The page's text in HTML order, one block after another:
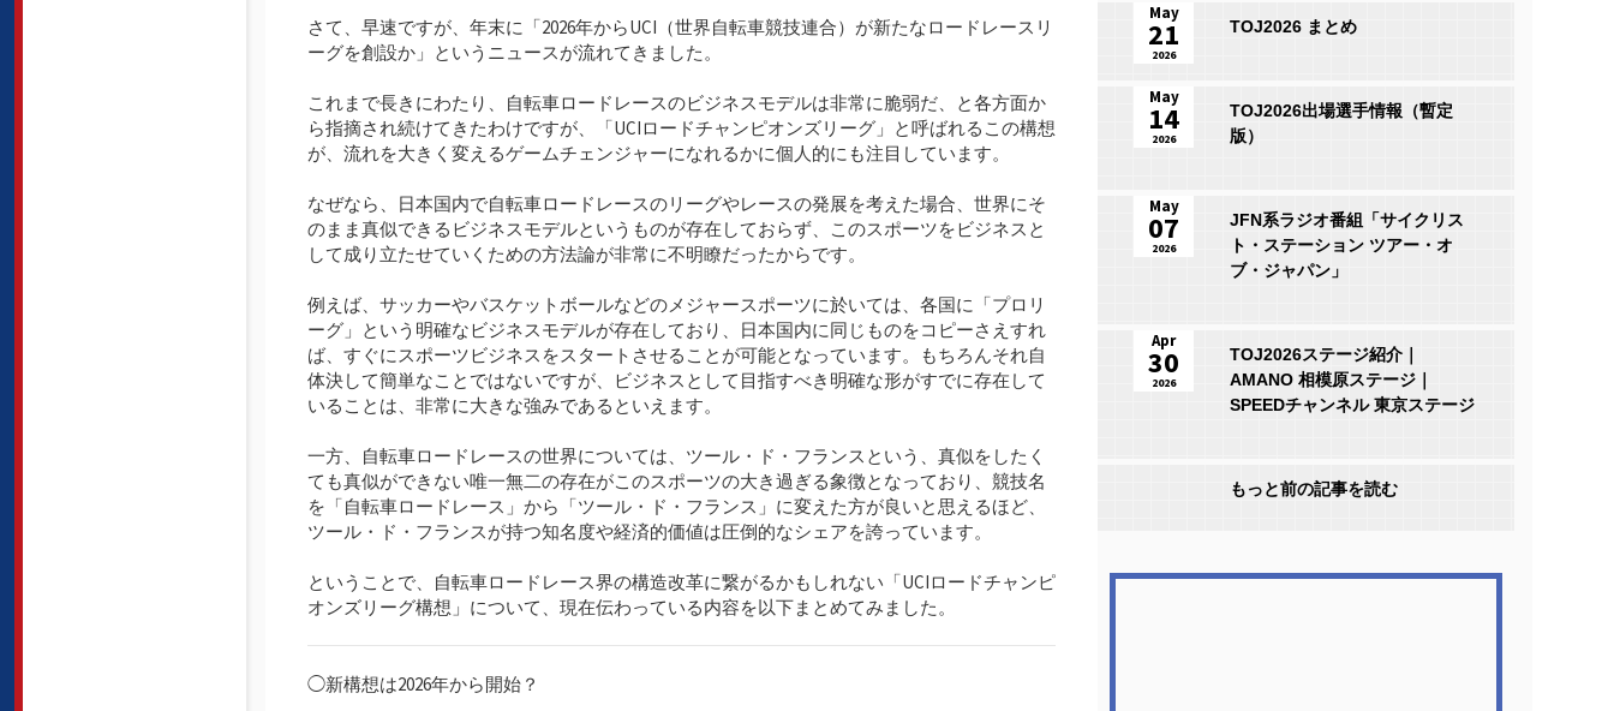
さて、早速ですが、年末に「2026年からUCI（世界自転車競技連合）が新たなロードレースリ
ーグを創設か」というニュースが流れてきました。
これまで長きにわたり、自転車ロードレースのビジネスモデルは非常に脆弱だ、と各方面か
ら指摘され続けてきたわけですが、「UCIロードチャンピオンズリーグ」と呼ばれるこの構想
が、流れを大きく変えるゲームチェンジャーになれるかに個人的にも注目しています。
なぜなら、日本国内で自転車ロードレースのリーグやレースの発展を考えた場合、世界にそ
のまま真似できるビジネスモデルというものが存在しておらず、このスポーツをビジネスと
して成り立たせていくための方法論が非常に不明瞭だったからです。
例えば、サッカーやバスケットボールなどのメジャースポーツに於いては、各国に「プロリ
ーグ」という明確なビジネスモデルが存在しており、日本国内に同じものをコピーさえすれ
ば、すぐにスポーツビジネスをスタートさせることが可能となっています。もちろんそれ自
体決して簡単なことではないですが、ビジネスとして目指すべき明確な形がすでに存在して
いることは、非常に大きな強みであるといえます。
一方、自転車ロードレースの世界については、ツール・ド・フランスという、真似をしたく
ても真似ができない唯一無二の存在がこのスポーツの大き過ぎる象徴となっており、競技名
を「自転車ロードレース」から「ツール・ド・フランス」に変えた方が良いと思えるほど、
ツール・ド・フランスが持つ知名度や経済的価値は圧倒的なシェアを誇っています。
ということで、自転車ロードレース界の構造改革に繋がるかもしれない「UCIロードチャンピ
オンズリーグ構想」について、現在伝わっている内容を以下まとめてみました。
◯新構想は2026年から開始？
TOJ2026 まとめ
May
21
2026
TOJ2026出場選手情報（暫定
版）
May
14
2026
JFN系ラジオ番組「サイクリス
ト・ステーション ツアー・オ
ブ・ジャパン」
May
07
2026
TOJ2026ステージ紹介｜
AMANO 相模原ステージ｜
SPEEDチャンネル 東京ステージ
Apr
30
2026
もっと前の記事を読む